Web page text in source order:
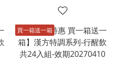
買一箱送一箱